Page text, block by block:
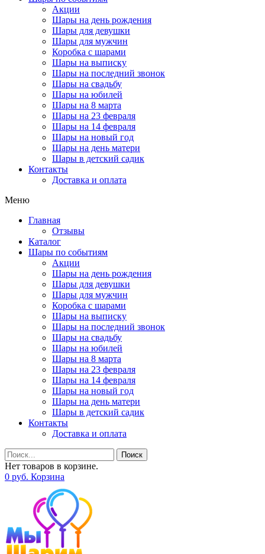
Акции
Шары на день рождения
Шары для девушки
Шары для мужчин
Коробка с шарами
Шары на выписку
Шары на последний звонок
Шары на свадьбу
Шары на юбилей
Шары на 8 марта
Шары на 23 февраля
Шары на 14 февраля
Шары на новый год
Шары на день матери
Шары в детский садик
Контакты
Доставка и оплата
Меню
Главная
Отзывы
Каталог
Шары по событиям
Акции
Шары на день рождения
Шары для девушки
Шары для мужчин
Коробка с шарами
Шары на выписку
Шары на последний звонок
Шары на свадьбу
Шары на юбилей
Шары на 8 марта
Шары на 23 февраля
Шары на 14 февраля
Шары на новый год
Шары на день матери
Шары в детский садик
Контакты
Доставка и оплата
Поиск
Нет товаров в корзине.
0 руб. Корзина